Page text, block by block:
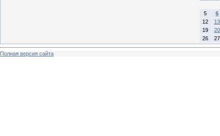
5
6
12
13
19
20
26
27
Полная версия сайта